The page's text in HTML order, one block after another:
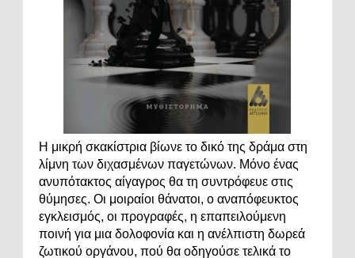
Η μικρή σκακίστρια βίωνε το δικό της δράμα στη
λίμνη των διχασμένων παγετώνων. Μόνο ένας
ανυπότακτος αίγαγρος θα τη συντρόφευε στις
θύμησες. Οι μοιραίοι θάνατοι, ο αναπόφευκτος
εγκλεισμός, οι προγραφές, η επαπειλούμενη
ποινή για μια δολοφονία και η ανέλπιστη δωρεά
ζωτικού οργάνου, πού θα οδηγούσε τελικά το